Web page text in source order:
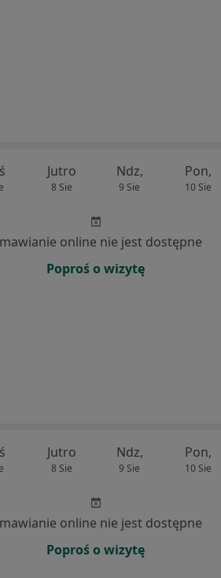
Jutro
8 Sie
Ndz,
9 Sie
Pon,
10 Sie
online nie jest dostępne
Poproś o wizytę
Jutro
8 Sie
Ndz,
9 Sie
Pon,
10 Sie
online nie jest dostępne
Poproś o wizytę